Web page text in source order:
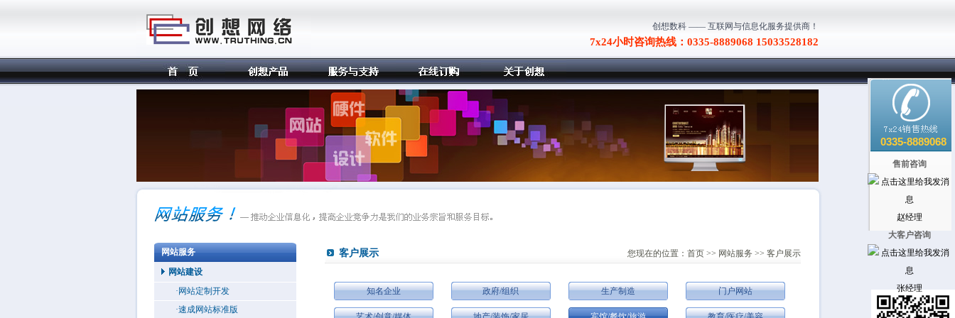
创想数科 ―― 互联网与信息化服务提供商！
7x24小时咨询热线：0335-8889068 15033528182
网站服务
网站建设
·网站定制开发
·速成网站标准版
客户展示 您现在的位置： 首页 >> 网站服务 >> 客户展示
知名企业 政府/组织 生产制造 门户网站
0335-8889068
售前咨询
赵经理
大客户咨询
张经理